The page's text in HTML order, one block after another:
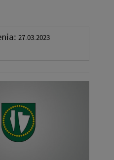
27.03.2023